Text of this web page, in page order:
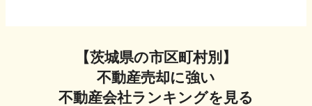
【茨城県の市区町村別】
不動産売却に強い
不動産会社ランキングを見る